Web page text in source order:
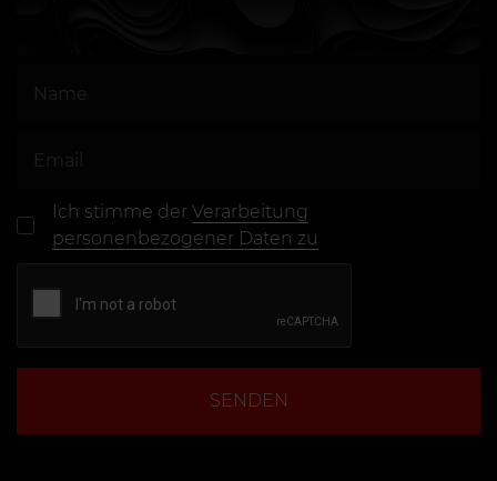
Ich stimme derVerarbeitung
personenbezogener Daten zu
SENDEN